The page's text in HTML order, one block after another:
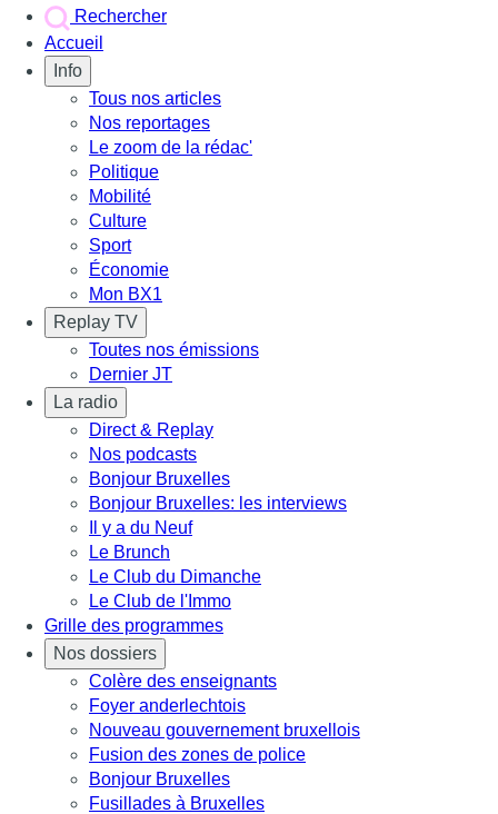
Rechercher
Accueil
Info
Tous nos articles
Nos reportages
Le zoom de la rédac'
Politique
Mobilité
Culture
Sport
Économie
Mon BX1
Replay TV
Toutes nos émissions
Dernier JT
La radio
Direct & Replay
Nos podcasts
Bonjour Bruxelles
Bonjour Bruxelles: les interviews
Il y a du Neuf
Le Brunch
Le Club du Dimanche
Le Club de l'Immo
Grille des programmes
Nos dossiers
Colère des enseignants
Foyer anderlechtois
Nouveau gouvernement bruxellois
Fusion des zones de police
Bonjour Bruxelles
Fusillades à Bruxelles